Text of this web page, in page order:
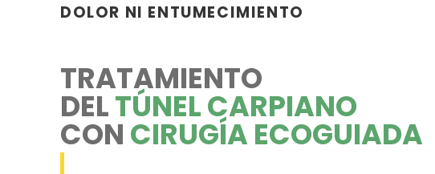
DOLOR NI ENTUMECIMIENTO
TRATAMIENTO
DELTÚNEL CARPIANO
CON CIRUGÍA ECOGUIADA